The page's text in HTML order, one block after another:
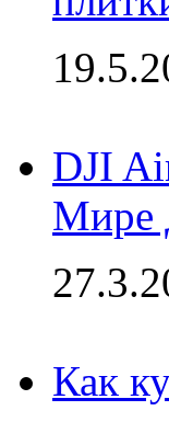
DJI
Мире
Как